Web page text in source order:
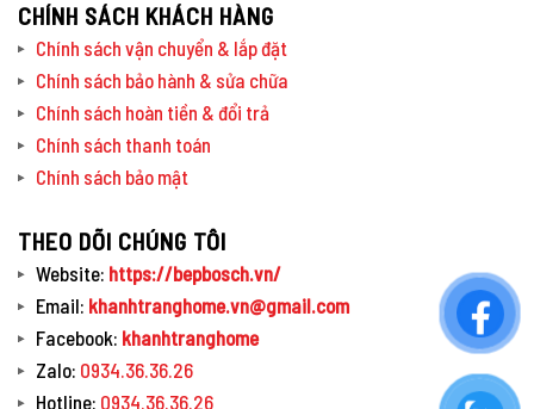
CHÍNH SÁCH KHÁCH HÀNG
Chính sách vận chuyển & lắp đặt
Chính sách bảo hành & sửa chữa
Chính sách hoàn tiền & đổi trả
Chính sách thanh toán
Chính sách bảo mật
THEO DÕI CHÚNG TÔI
Website: https://bepbosch.vn/
Email: khanhtranghome.vn@gmail.com
Facebook: khanhtranghome
Zalo: 0934.36.36.26
Hotline: 0934.36.36.26